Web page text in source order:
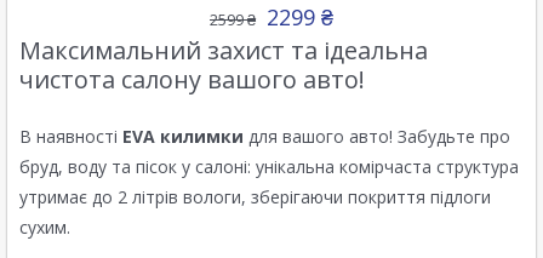
2599₴ 2299 ₴
Максимальний захист та ідеальна
чистота салону вашого авто!
В наявності EVA килимки для вашого авто! Забудьте про
бруд, воду та пісок у салоні: унікальна комірчаста структура
утримає до 2 літрів вологи, зберігаючи покриття підлоги
сухим.